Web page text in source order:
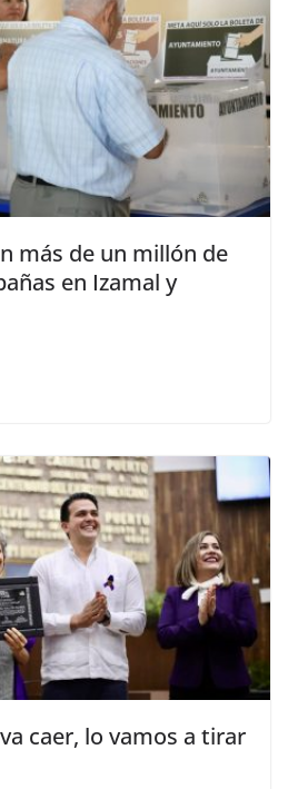
más de un millón de
en Izamal y
caer, lo vamos a tirar